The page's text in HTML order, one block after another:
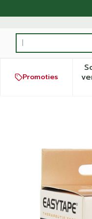
Product, merk,
Promoties